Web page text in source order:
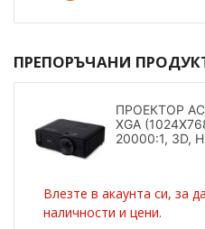
ПРЕПОРЪЧАНИ
ПРОЕКТОР
XGA
20000:1, 3D,
Влезте в акаунта си, за
наличности и цени.